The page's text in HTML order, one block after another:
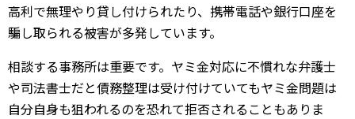
高利で無理やり貸し付けられたり、携帯電話や銀行口座を
騙し取られる被害が多発しています。
相談する事務所は重要です。ヤミ金対応に不慣れな弁護士
や司法書士だと債務整理は受け付けていてもヤミ金問題は
自分自身も狙われるのを恐れて拒否されることもありま